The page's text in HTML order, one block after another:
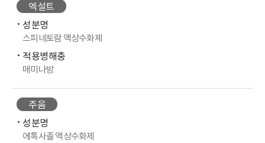
엑설트
성분명
스피네토람 액상수화제
적용병해충
매미나방
주움
성분명
에톡사졸 액상수화제